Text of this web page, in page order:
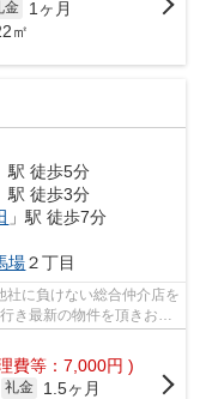
金
1ヶ月
㎡
駅 徒歩5分
駅 徒歩3分
」駅 徒歩7分
場２丁目
社に負けない総合仲介店を
き最新の物件を頂きお客
費等：7,000円 )
礼金
1.5ヶ月